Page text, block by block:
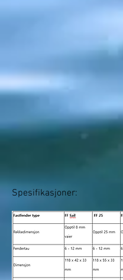
Spesifikasjoner: